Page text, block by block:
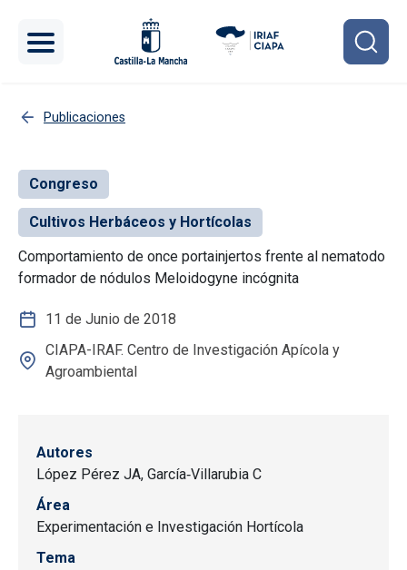
Publicaciones
Congreso
Cultivos Herbáceos y Hortícolas
Comportamiento de once portainjertos frente al nematodo
formador de nódulos Meloidogyne incógnita
11 de Junio de 2018
CIAPA-IRAF. Centro de Investigación Apícola y
Agroambiental
Autores
López Pérez JA, García‐Villarubia C
Área
Experimentación e Investigación Hortícola
Tema